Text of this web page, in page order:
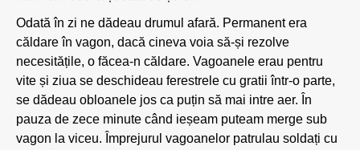
Odată în zi ne dădeau drumul afară. Permanent era
căldare în vagon, dacă cineva voia să-și rezolve
necesitățile, o făcea-n căldare. Vagoanele erau pentru
vite și ziua se deschideau ferestrele cu gratii într-o parte,
se dădeau obloanele jos ca puțin să mai intre aer. În
pauza de zece minute când ieșeam puteam merge sub
vagon la viceu. Împrejurul vagoanelor patrulau soldați cu